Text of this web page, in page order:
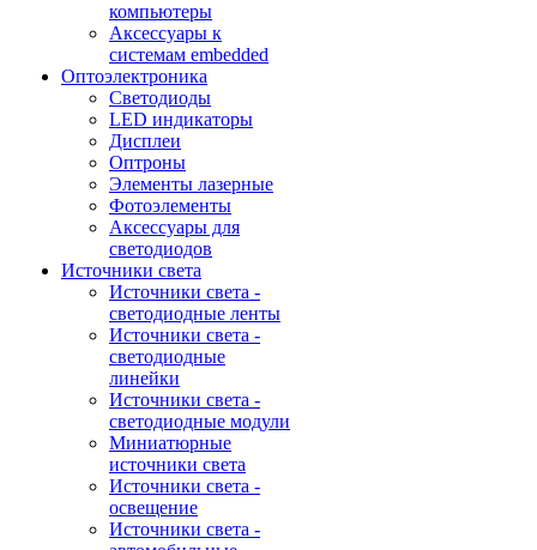
компьютеры
Аксессуары к
системам embedded
Oптоэлектроника
Светодиоды
LED индикаторы
Дисплеи
Оптроны
Элементы лазерные
Фотоэлементы
Аксессуары для
светодиодов
Источники света
Источники света -
светодиодные ленты
Источники света -
светодиодные
линейки
Источники света -
светодиодные модули
Миниатюрные
источники света
Источники света -
освещение
Источники света -